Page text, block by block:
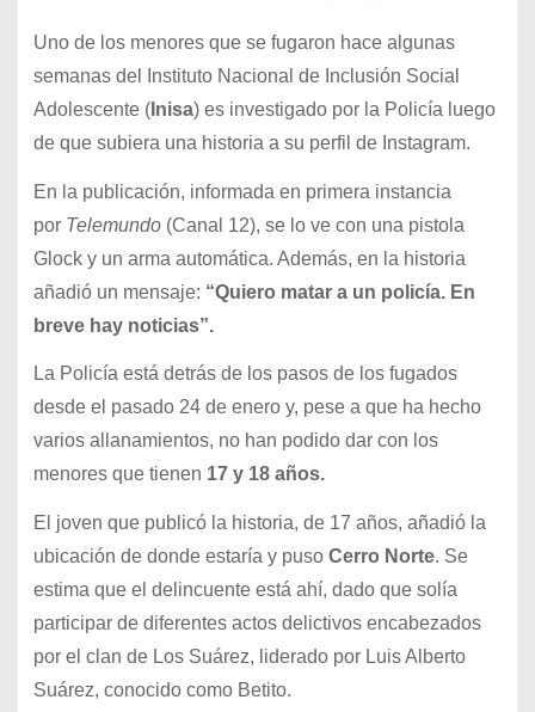
Uno de los menores que se fugaron hace algunas
semanas del Instituto Nacional de Inclusión Social
Adolescente (Inisa) es investigado por la Policía luego
de que subiera una historia a su perfil de Instagram.
En la publicación, informada en primera instancia
por Telemundo (Canal 12), se lo ve con una pistola
Glock y un arma automática. Además, en la historia
añadió un mensaje: “Quiero matar a un policía. En
breve hay noticias”.
La Policía está detrás de los pasos de los fugados
desde el pasado 24 de enero y, pese a que ha hecho
varios allanamientos, no han podido dar con los
menores que tienen 17 y 18 años.
El joven que publicó la historia, de 17 años, añadió la
ubicación de donde estaría y pusoCerro Norte. Se
estima que el delincuente está ahí, dado que solía
participar de diferentes actos delictivos encabezados
por el clan de Los Suárez, liderado por Luis Alberto
Suárez, conocido como Betito.